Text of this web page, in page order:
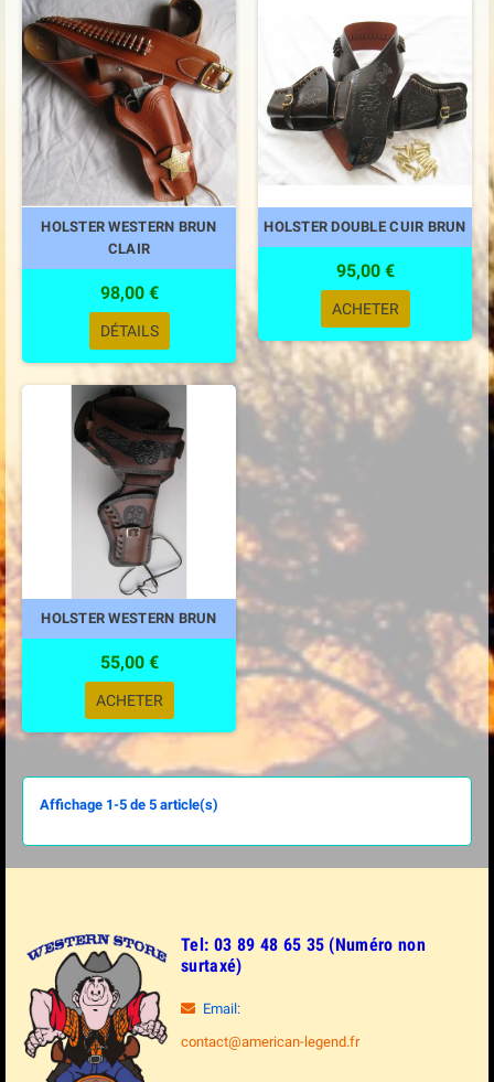
HOLSTER WESTERN BRUN
CLAIR
98,00 €
DÉTAILS
HOLSTER DOUBLE CUIR BRUN
95,00 €
ACHETER
HOLSTER WESTERN BRUN
55,00 €
ACHETER
Affichage 1-5 de 5 article(s)
Tel: 03 89 48 65 35 (Numéro non
surtaxé)
Email:
contact@american-legend.fr